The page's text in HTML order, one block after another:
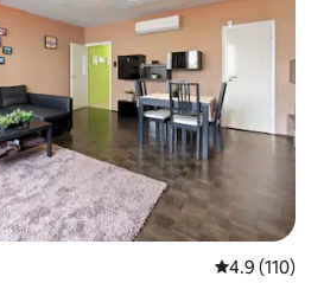
औसत रेटिंग 5 में
4.9 (110)